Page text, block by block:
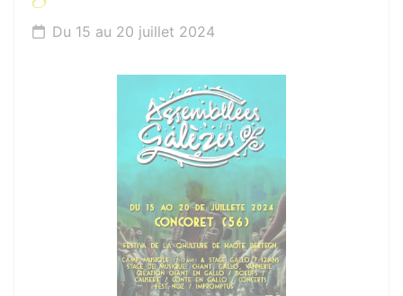
Du 15 au 20 juillet 2024